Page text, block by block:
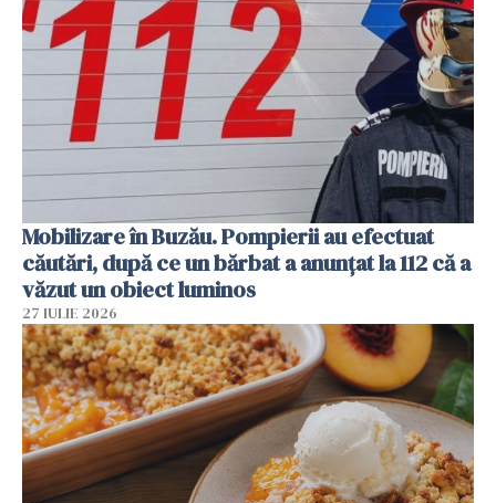
Mobilizare în Buzău. Pompierii au efectuat
căutări, după ce un bărbat a anunțat la 112 că a
văzut un obiect luminos
27 IULIE 2026